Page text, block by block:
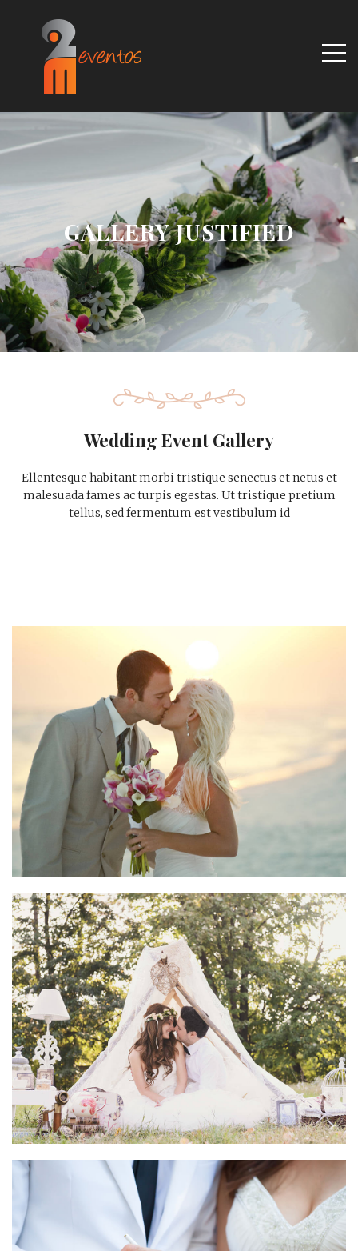
GALLERY JUSTIFIED
Wedding Event Gallery
Ellentesque habitant morbi tristique senectus et netus et
malesuada fames ac turpis egestas. Ut tristique pretium
tellus, sed fermentum est vestibulum id